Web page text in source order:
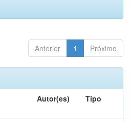
Anterior 1 Próximo
Autor(es) Tipo